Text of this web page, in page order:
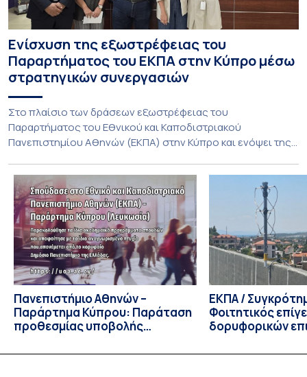
Ενίσχυση της εξωστρέφειας του
Παραρτήματος του ΕΚΠΑ στην Κύπρο μέσω
στρατηγικών συνεργασιών
Στο πλαίσιο των δράσεων εξωστρέφειας του
Παραρτήματος του Εθνικού και Καποδιστριακού
Πανεπιστημίου Αθηνών (ΕΚΠΑ) στην Κύπρο και ενόψει της
Τμήματος Οικονομικών Επιστημών και του Τμήματος
Διοίκησης Επιχειρήσεων και Οργανισμών τον Σεπτέμβριο
του 2026, ο Κοσμήτορας της Σχολής Οικονομικών και
Πολιτικών Επιστημών, Καθηγητής Νικόλαος Ηρειώτης, και ο
Πρόεδρος του Τμήματος […]
Πανεπιστήμιο Αθηνών –
Παράρτημα Κύπρου: Παράταση
προθεσμίας υποβολής
υποψηφίων
ΕΚΠΑ /
Φοιτητικός
δορυφορικών